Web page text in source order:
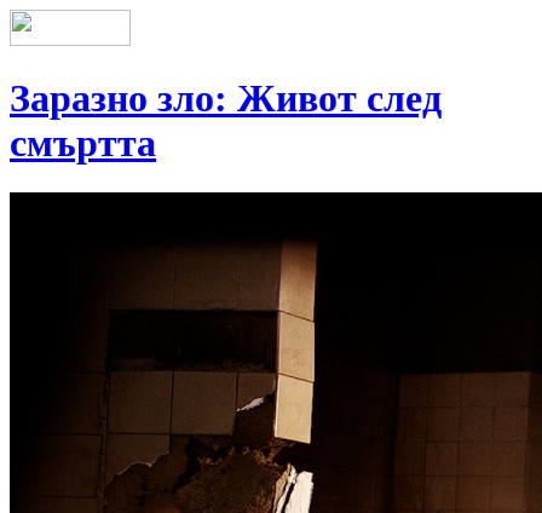
Заразно зло: Живот след
смъртта